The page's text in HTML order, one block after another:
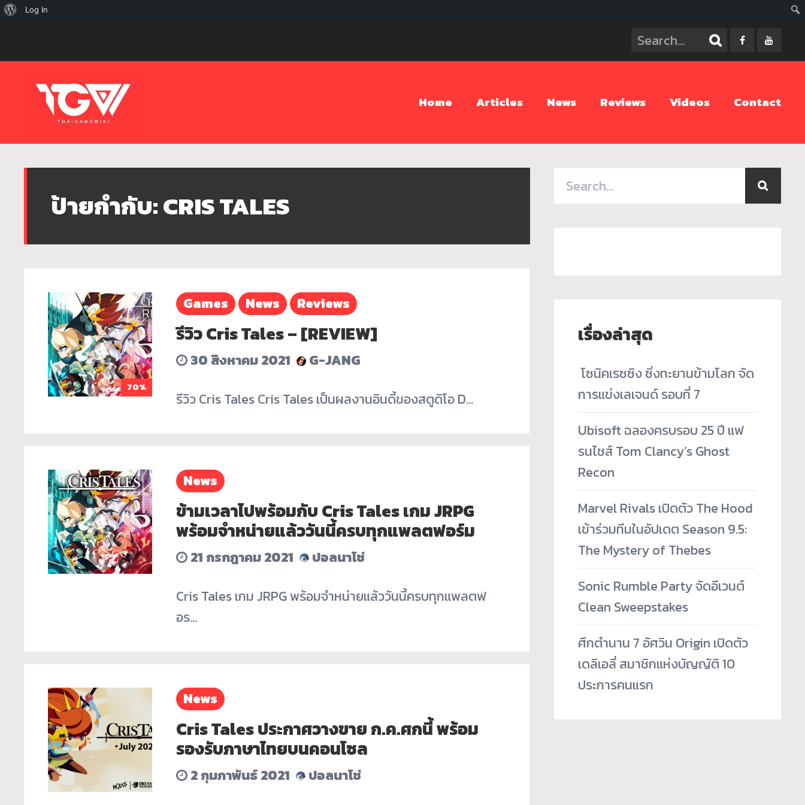
Home Articles News Reviews Videos Contact
ป้ายกำกับ:CRIS TALES
70%
Games News Reviews
รีวิว Cris Tales – [REVIEW]
30 สิงหาคม 2021
G-JANG
รีวิว Cris Tales Cris Tales เป็นผลงานอินดี้ของสตูดิโอ D…
News
ข้ามเวลาไปพร้อมกับ Cris Tales เกม JRPG
พร้อมจำหน่ายแล้ววันนี้ครบทุกแพลตฟอร์ม
21 กรกฎาคม 2021
ปอลนาโช่
Cris Tales เกม JRPG พร้อมจำหน่ายแล้ววันนี้ครบทุกแพลตฟ
อร…
News
Cris Tales ประกาศวางขาย ก.ค.ศกนี้ พร้อม
รองรับภาษาไทยบนคอนโซล
2 กุมภาพันธ์ 2021
ปอลนาโช่
เรื่องล่าสุด
­ โซนิคเรซซิง ซิ่งทะยานข้ามโลก จัด
การแข่งเลเจนด์ รอบที่ 7
Ubisoft ฉลองครบรอบ 25 ปี แฟ
รนไชส์ Tom Clancy’s Ghost
Recon
Marvel Rivals เปิดตัว The Hood
เข้าร่วมทีมในอัปเดต Season 9.5:
The Mystery of Thebes
Sonic Rumble Party จัดอีเวนต์
Clean Sweepstakes
ศึกตำนาน 7 อัศวิน Origin เปิดตัว
เดลิเอลี่ สมาชิกแห่งบัญญัติ 10
ประการคนแรก
เกี่ยวLog In